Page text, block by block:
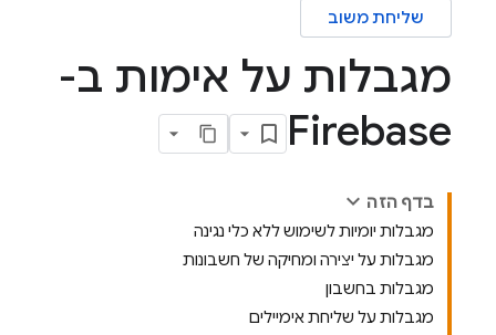
שליחת משוב
מגבלות על אימות ב-
Firebase
בדף הזה
מגבלות יומיות לשימוש ללא כלי נגינה
מגבלות על יצירה ומחיקה של חשבונות
מגבלות בחשבון
מגבלות על שליחת אימיילים